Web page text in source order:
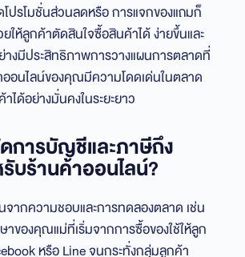
ปรโมชั่นส่วนลดหรือ การแจกของแถมก็
ให้ลูกค้าตัดสินใจซื้อสินค้าได้ ง่ายขึ้นและ
างมีประสิทธิภาพการวางแผนการตลาดที่
ออนไลน์ของคุณมีความโดดเด่นในตลาด
ได้อย่างมั่นคงในระยะยาว
การบัญชีและภาษีถึง
บร้านค้าออนไลน์?
จากความชอบและการทดลองตลาด เช่น
ของคุณแม่ที่เริ่มจากการซื้อของใช้ให้ลูก
หรือ Line จนกระทั่งกลุ่มลูกค้า